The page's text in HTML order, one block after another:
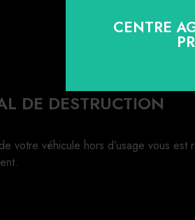
CENTRE
DE DESTRUCTION
votre véhicule hors d’usage vous est